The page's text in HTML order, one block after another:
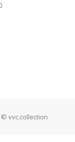
© vvc.collection